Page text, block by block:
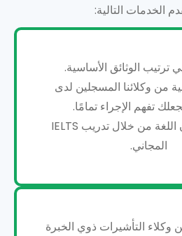
الخدمات التالية:
ترتيب الوثائق الأساسية.
من وكلائنا المسجلين لدى
يتم رعاية إتقان اللغة من خلال تدريب IELTS
المجاني.
وكلاء التأشيرات ذوي الخبرة